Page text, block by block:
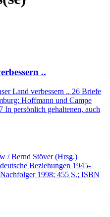
..
Land verbessern .. 26 Briefe
Hoffmann und Campe
persönlich gehaltenen, auch
/ Bernd Stöver (Hrsg.)
Beziehungen 1945-
1998; 455 S.; ISBN